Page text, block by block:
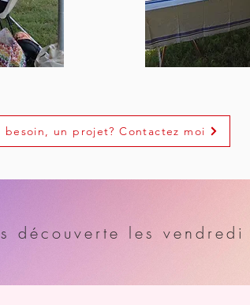
besoin, un projet? Contactez moi